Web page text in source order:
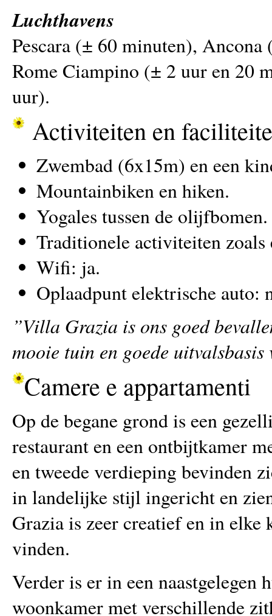
Luchthavens
Pescara (± 60 minuten),
Rome Ciampino (± 2 uur en 20
uur).
Activiteiten en
Zwembad (6x15m) en een
Mountainbiken en hiken.
Yogales tussen de olijfbomen.
Traditionele activiteiten zoals
Wifi: ja.
Oplaadpunt elektrische auto:
”Villa Grazia is ons goed
mooie tuin en goede
Camere e appartamenti
Op de begane grond is een
restaurant en een ontbijtkamer
en tweede verdieping bevinden
in landelijke stijl ingericht en
Grazia is zeer creatief en in
vinden.
Verder is er in een naastgelegen
woonkamer met verschillende